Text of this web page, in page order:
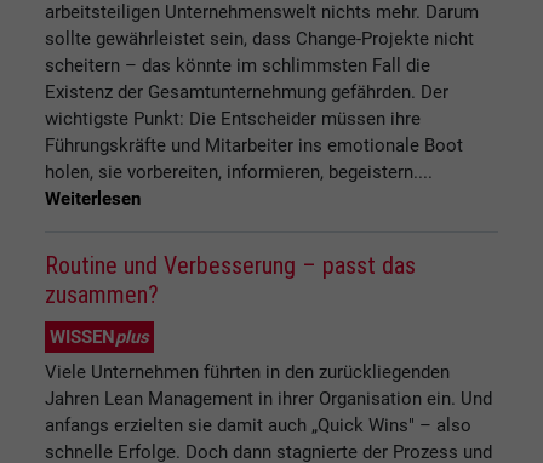
arbeitsteiligen Unternehmenswelt nichts mehr. Darum
sollte gewährleistet sein, dass Change-Projekte nicht
scheitern – das könnte im schlimmsten Fall die
Existenz der Gesamtunternehmung gefährden. Der
wichtigste Punkt: Die Entscheider müssen ihre
Führungskräfte und Mitarbeiter ins emotionale Boot
holen, sie vorbereiten, informieren, begeistern....
Weiterlesen
Routine und Verbesserung – passt das
zusammen?
WISSENplus
Viele Unternehmen führten in den zurückliegenden
Jahren Lean Management in ihrer Organisation ein. Und
anfangs erzielten sie damit auch „Quick Wins" – also
schnelle Erfolge. Doch dann stagnierte der Prozess und